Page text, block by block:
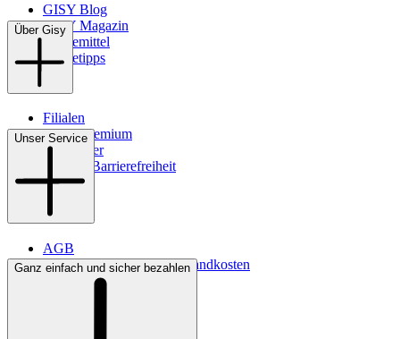
GISY Blog
GISY Magazin
Pflegemittel
Pflegetipps
Über Gisy
Filialen
WMS-Premium
Newsletter
Digitale Barrierefreiheit
Unser Service
AGB
Lieferbedingungen & Versandkosten
Bezahlung
Ganz einfach und sicher bezahlen